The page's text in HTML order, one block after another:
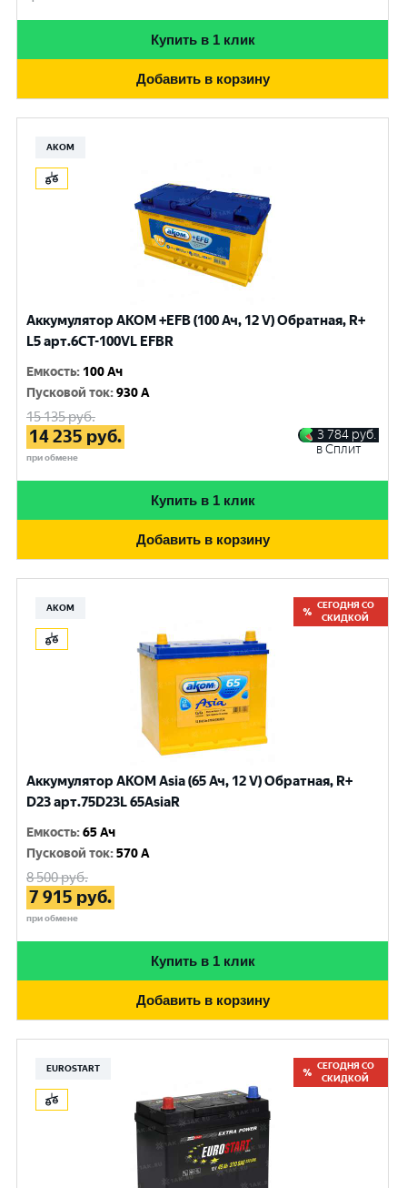
Купить в 1 клик
Добавить в корзину
АКОМ
Аккумулятор AKOM +EFB (100 Ач, 12 V) Обратная, R+
L5 арт.6СТ-100VL EFBR
Емкость: 100 Ач
Пусковой ток:930 A
15 135руб.
14 235 руб.
при обмене
3 784 руб.
в Сплит
Купить в 1 клик
Добавить в корзину
АКОМ
СЕГОДНЯ СО
СКИДКОЙ
Аккумулятор AKOM Asia (65 Ач, 12 V) Обратная, R+
D23 арт.75D23L 65AsiaR
Емкость:65 Ач
Пусковой ток:570 A
8 500руб.
7 915 руб.
при обмене
Купить в 1 клик
Добавить в корзину
EUROSTART
СЕГОДНЯ СО
СКИДКОЙ